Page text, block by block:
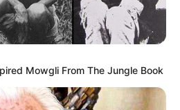
Mowgli From The Jungle Book